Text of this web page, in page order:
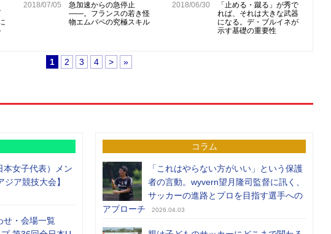
2018/07/05
急加速からの急停止
――。フランスの若き怪
物エムバペの究極スキル
2018/06/30
「止める・蹴る」が秀で
れば、それは大きな武器
になる。デ・ブルイネが
示す基礎の重要性
1 2 3 4 > »
本女子代表）メン
ア競技大会】
せ・会場一覧
コラム
「これはやらない方がいい」という保護
者の言動。wyvern望月隆司監督に訊く、
サッカーの進路とプロを目指す選手への
アプローチ
2026.04.03